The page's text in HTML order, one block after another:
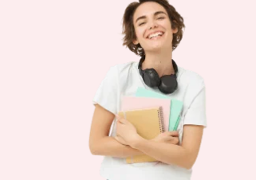
formacion@euroinnova.com
TRABAJA CON NOSOTROS